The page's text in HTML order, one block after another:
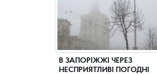
В ЗАПОРІЖЖІ ЧЕРЕЗ
НЕСПРИЯТЛИВІ ПОГОДНІ